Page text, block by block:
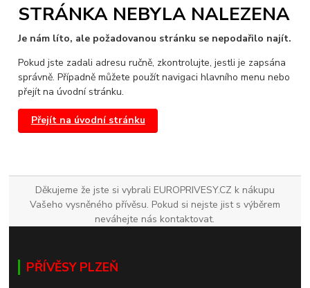
STRÁNKA NEBYLA NALEZENA
Je nám líto, ale požadovanou stránku se nepodařilo najít.
Pokud jste zadali adresu ručně, zkontrolujte, jestli je zapsána
správně. Případně můžete použít navigaci hlavního menu nebo
přejít na úvodní stránku.
Přejít na úvodní stránku
Děkujeme že jste si vybrali EUROPRIVESY.CZ k nákupu
Vašeho vysněného přívěsu. Pokud si nejste jist s výběrem
neváhejte nás kontaktovat.
PŘÍVĚSY PLZEŇ